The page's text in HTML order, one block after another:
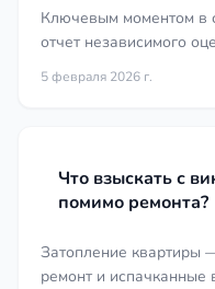
Ключевым моментом в
отчет независимого
вреда. Часто стороны
организациях, что
5 февраля 2026 г.
Что взыскать с
помимо ремонта?
Затопление квартиры
ремонт и испачканные